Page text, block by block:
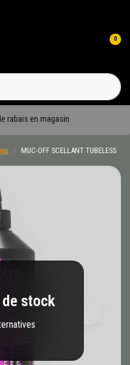
0
rabais en magasin
MUC-OFF SCELLANT TUBELESS
de stock